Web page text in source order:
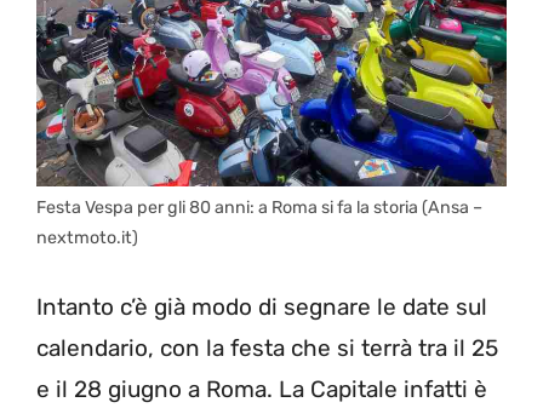
Festa Vespa per gli 80 anni: a Roma si fa la storia (Ansa –
nextmoto.it)
Intanto c’è già modo di segnare le date sul
calendario, con la festa che si terrà tra il 25
e il 28 giugno a Roma. La Capitale infatti è